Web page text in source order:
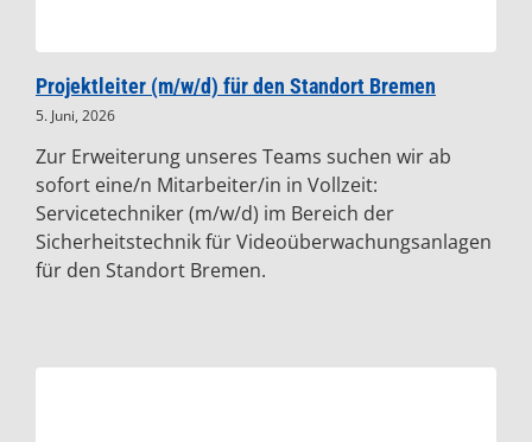
Projektleiter (m/w/d) für den Standort Bremen
5. Juni, 2026
Zur Erweiterung unseres Teams suchen wir ab
sofort eine/n Mitarbeiter/in in Vollzeit:
Servicetechniker (m/w/d) im Bereich der
Sicherheitstechnik für Videoüberwachungsanlagen
für den Standort Bremen.